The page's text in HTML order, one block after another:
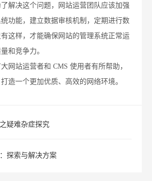
解决这个问题，网站运营团队应该加强
功能，建立数据审核机制，定期进行数
这样，才能确保网站的管理系统正常运
和竞争力。
网站运营者和 CMS 使用者有所帮助，
造一个更加优质、高效的网络环境。
疑难杂症探究
探索与解决方案